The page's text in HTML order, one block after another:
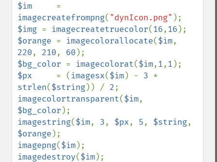
$im
imagecreatefrompng( "dynIcon.png"
$img = imagecreatetruecolor(16,16
$orange = imagecolorallocate($im
220, 210, 60
$bg_color = imagecolorat($im,1,1
$px = ( imagesx($im) - 3
strlen($string)) / 2
imagecolortransparent($im
$bg_color
imagestring($im, 3, $px, 5, $string
$orange
imagepng($im
imagedestroy($im);